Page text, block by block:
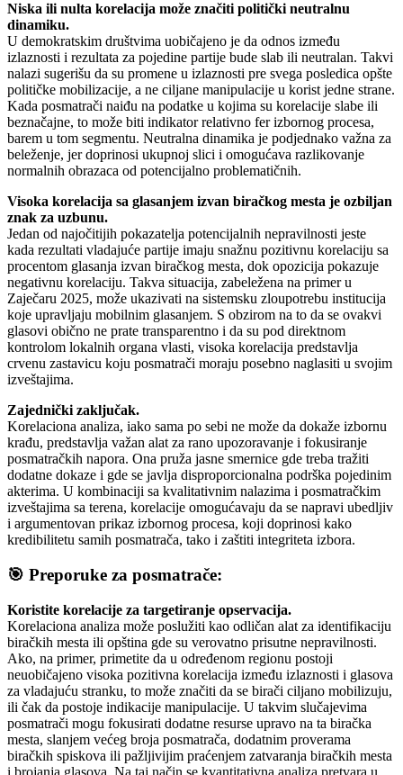
Niska ili nulta korelacija može značiti politički neutralnu
dinamiku.
U demokratskim društvima uobičajeno je da odnos između
izlaznosti i rezultata za pojedine partije bude slab ili neutralan. Takvi
nalazi sugerišu da su promene u izlaznosti pre svega posledica opšte
političke mobilizacije, a ne ciljane manipulacije u korist jedne strane.
Kada posmatrači naiđu na podatke u kojima su korelacije slabe ili
beznačajne, to može biti indikator relativno fer izbornog procesa,
barem u tom segmentu. Neutralna dinamika je podjednako važna za
beleženje, jer doprinosi ukupnoj slici i omogućava razlikovanje
normalnih obrazaca od potencijalno problematičnih.
Visoka korelacija sa glasanjem izvan biračkog mesta je ozbiljan
znak za uzbunu.
Jedan od najočitijih pokazatelja potencijalnih nepravilnosti jeste
kada rezultati vladajuće partije imaju snažnu pozitivnu korelaciju sa
procentom glasanja izvan biračkog mesta, dok opozicija pokazuje
negativnu korelaciju. Takva situacija, zabeležena na primer u
Zaječaru 2025, može ukazivati na sistemsku zloupotrebu institucija
koje upravljaju mobilnim glasanjem. S obzirom na to da se ovakvi
glasovi obično ne prate transparentno i da su pod direktnom
kontrolom lokalnih organa vlasti, visoka korelacija predstavlja
crvenu zastavicu koju posmatrači moraju posebno naglasiti u svojim
izveštajima.
Zajednički zaključak.
Korelaciona analiza, iako sama po sebi ne može da dokaže izbornu
krađu, predstavlja važan alat za rano upozoravanje i fokusiranje
posmatračkih napora. Ona pruža jasne smernice gde treba tražiti
dodatne dokaze i gde se javlja disproporcionalna podrška pojedinim
akterima. U kombinaciji sa kvalitativnim nalazima i posmatračkim
izveštajima sa terena, korelacije omogućavaju da se napravi ubedljiv
i argumentovan prikaz izbornog procesa, koji doprinosi kako
kredibilitetu samih posmatrača, tako i zaštiti integriteta izbora.
🎯 Preporuke za posmatrače:
Koristite korelacije za targetiranje opservacija.
Korelaciona analiza može poslužiti kao odličan alat za identifikaciju
biračkih mesta ili opština gde su verovatno prisutne nepravilnosti.
Ako, na primer, primetite da u određenom regionu postoji
neuobičajeno visoka pozitivna korelacija između izlaznosti i glasova
za vladajuću stranku, to može značiti da se birači ciljano mobilizuju,
ili čak da postoje indikacije manipulacije. U takvim slučajevima
posmatrači mogu fokusirati dodatne resurse upravo na ta biračka
mesta, slanjem većeg broja posmatrača, dodatnim proverama
biračkih spiskova ili pažljivijim praćenjem zatvaranja biračkih mesta
i brojanja glasova. Na taj način se kvantitativna analiza pretvara u